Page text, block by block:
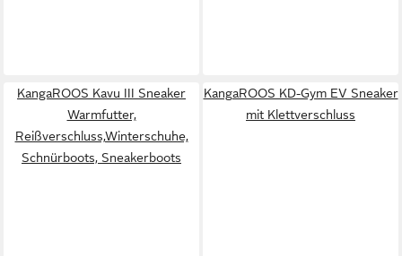
KangaROOS Kavu III Sneaker
Warmfutter,
Reißverschluss,Winterschuhe,
Schnürboots, Sneakerboots
KangaROOS KD-Gym EV Sneaker
mit Klettverschluss